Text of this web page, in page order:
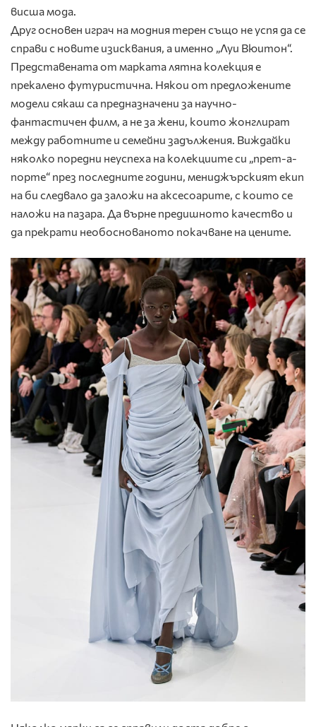
висша мода.
Друг основен играч на модния терен също не успя да се
справи с новите изисквания, а именно „Луи Вюитон“.
Представената от марката лятна колекция е
прекалено футуристична. Някои от предложените
модели сякаш са предназначени за научно-
фантастичен филм, а не за жени, които жонглират
между работните и семейни задължения. Виждайки
няколко поредни неуспеха на колекциите си „прет-а-
порте“ през последните години, мениджърският екип
на би следвало да заложи на аксесоарите, с които се
наложи на пазара. Да върне предишното качество и
да прекрати необоснованото покачване на цените.